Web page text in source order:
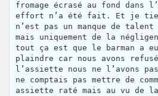
fromage écrasé au fond dans
effort n’a été fait. Et je
n’est pas un manque de
mais uniquement de la
tout ça est que le barman a
plaindre car nous avons
l’assiette nous ne l’avons
ne comptais pas mettre de
assiette raté mais au vu de